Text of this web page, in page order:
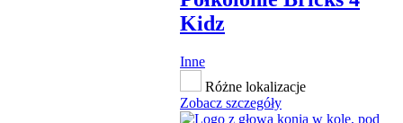
Kidz
Inne
Różne lokalizacje
Zobacz szczegóły